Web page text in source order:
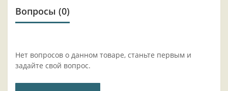
Вопросы (0)
Нет вопросов о данном товаре, станьте первым и
задайте свой вопрос.